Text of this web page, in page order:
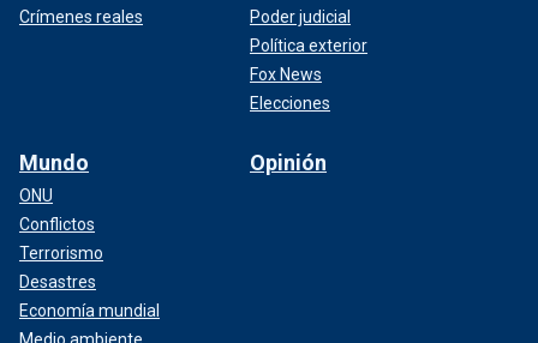
Crímenes reales
Poder judicial
Política exterior
Fox News
Elecciones
Mundo
ONU
Conflictos
Terrorismo
Desastres
Economía mundial
Opinión